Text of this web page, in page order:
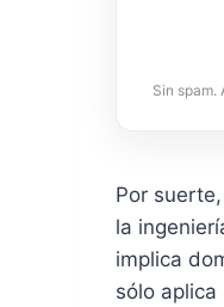
Sin spam.
Por
la
implica
sólo